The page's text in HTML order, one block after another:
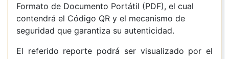
Formato de Documento Portátil (PDF), el cual
contendrá el Código QR y el mecanismo de
seguridad que garantiza su autenticidad.
El referido reporte podrá ser visualizado por el